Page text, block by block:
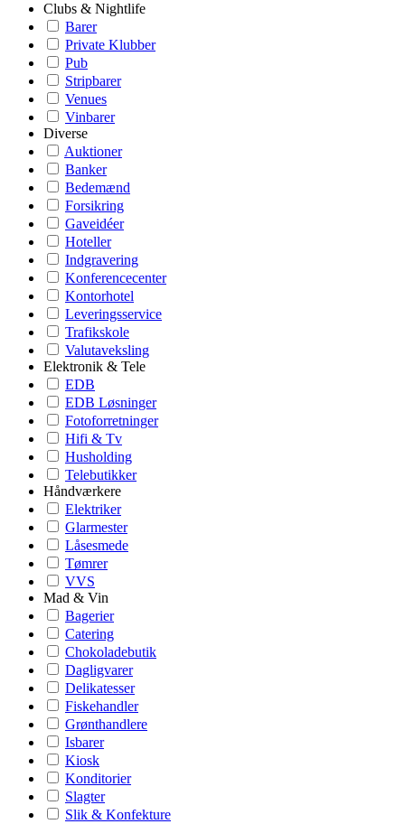
Clubs & Nightlife
Barer
Private Klubber
Pub
Stripbarer
Venues
Vinbarer
Diverse
Auktioner
Banker
Bedemænd
Forsikring
Gaveidéer
Hoteller
Indgravering
Konferencecenter
Kontorhotel
Leveringsservice
Trafikskole
Valutaveksling
Elektronik & Tele
EDB
EDB Løsninger
Fotoforretninger
Hifi & Tv
Husholding
Telebutikker
Håndværkere
Elektriker
Glarmester
Låsesmede
Tømrer
VVS
Mad & Vin
Bagerier
Catering
Chokoladebutik
Dagligvarer
Delikatesser
Fiskehandler
Grønthandlere
Isbarer
Kiosk
Konditorier
Slagter
Slik & Konfekture